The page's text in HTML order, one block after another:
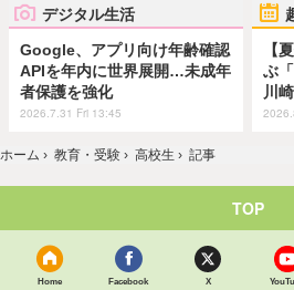
デジタル生活
Google、アプリ向け年齢確認
APIを年内に世界展開…未成年
者保護を強化
2026.7.31 Fri 13:45
【
ぶ
川
ホーム › 教育・受験 › 高校生 › 記事
TOP
Home Facebook X